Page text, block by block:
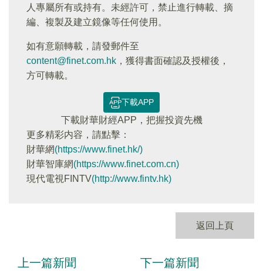
人專屬所有或持有。未經許可，禁止進行轉載、摘
編、複製及建立鏡像等任何使用。
如有意願轉載，請發郵件至
content@finet.com.hk ，獲得書面確認及授權後，
方可轉載。
下載APP
下載財華財經APP，把握投資先機
更多精彩内容，請點擊：
財華網(https://www.finet.hk/)
財華智庫網(https://www.finet.com.cn)
現代電視FINTV(http://www.fintv.hk)
返回上頁
上一篇新聞 下一篇新聞